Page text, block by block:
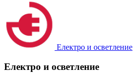
Електро и осветление
Електро и осветление